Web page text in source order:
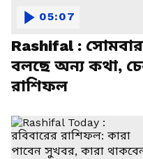
Rashifal :
বলছে অন্য কথা,
রাশিফল
05:07